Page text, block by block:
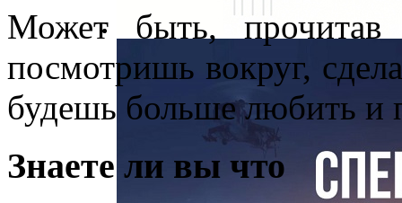
Может быть, прочитав
посмотришь вокруг,
будешь больше любить и
Знаете ли вы что